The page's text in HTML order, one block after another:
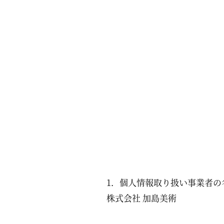
1．個人情報取り扱い事業者の
株式会社 加島美術